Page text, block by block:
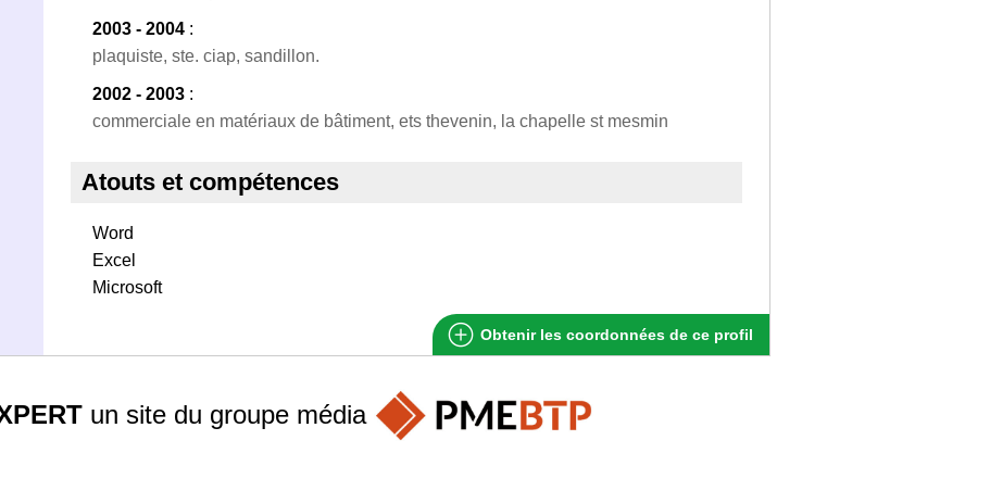
2003 - 2004 :
plaquiste, ste. ciap, sandillon.
2002 - 2003 :
commerciale en matériaux de bâtiment, ets thevenin, la chapelle st mesmin
Atouts et compétences
Word
Excel
Microsoft
Obtenir les coordonnées de ce profil
un site du groupe média